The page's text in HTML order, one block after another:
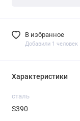
В избранное
Добавили 1 человек
Характеристики
сталь
S390